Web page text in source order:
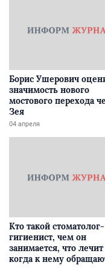
Борис Ушерович
значимость нового
мостового перехода
Зея
04 апреля
Кто такой стоматолог-
гигиенист, чем он
занимается, что
когда к нему